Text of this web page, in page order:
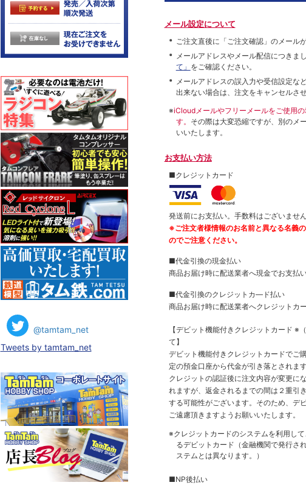
メール設定について
ご注文直後に「ご注文確認」のメール
メールアドレスやメール配信につきま
て」 をご確認ください。
メールアドレスの誤入力や受信設定な
出来ない場合は、注文をキャンセルさ
※iCloudメールやフリーメールをご使用
す。 その際は大変恐縮ですが、別のメ
いいたします。
お支払い方法
■クレジットカード
発送前にお支払い。手数料はございません
※ご注文者様情報のお名前と異なる名義
のでご注意ください。
■代金引換の現金払い
商品お届け時に配送業者へ現金でお支払い
■代金引換のクレジットカ―ド払い
商品お届け時に配送業者へクレジットカ
【デビット機能付きクレジットカード ※
て】
デビット機能付きクレジットカードでご
定の預金口座から代金が引き落とされます
クレジットの認証後に注文内容が変更に
れますが、返金されるまでの間は２重引
する可能性がございます。そのため、デ
ご遠慮頂きますようお願いいたします。
※クレジットカードのシステムを利用し
るデビットカード（金融機関で発行さ
ステムとは異なります。）
■NP後払い
@tamtam_net
Tweets by tamtam_net